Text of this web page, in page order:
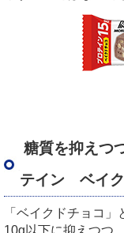
糖質を抑えつ
テイン ベイク
「ベイクドチョコ
10g以下に抑えつつ